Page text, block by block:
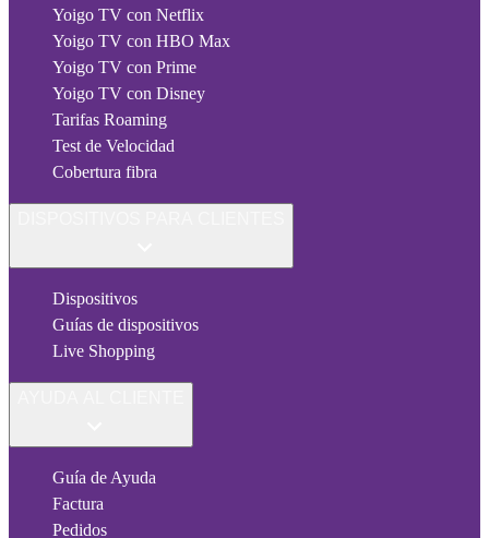
Yoigo TV con Netflix
Yoigo TV con HBO Max
Yoigo TV con Prime
Yoigo TV con Disney
Tarifas Roaming
Test de Velocidad
Cobertura fibra
Dispositivos
Guías de dispositivos
Live Shopping
Guía de Ayuda
Factura
Pedidos